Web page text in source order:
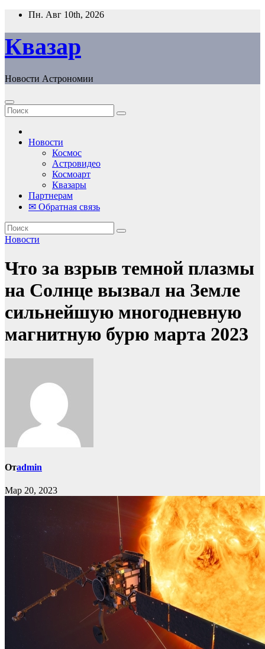
Перейти
содержанию
Пн. Авг 10th, 2026
Квазар
Новости Астрономии
Новости
Космос
Астровидео
Космоарт
Квазары
Партнерам
✉ Обратная связь
Новости
Что за взрыв темной плазмы
на Солнце вызвал на Земле
сильнейшую многодневную
магнитную бурю марта 2023
Отadmin
Мар 20, 2023